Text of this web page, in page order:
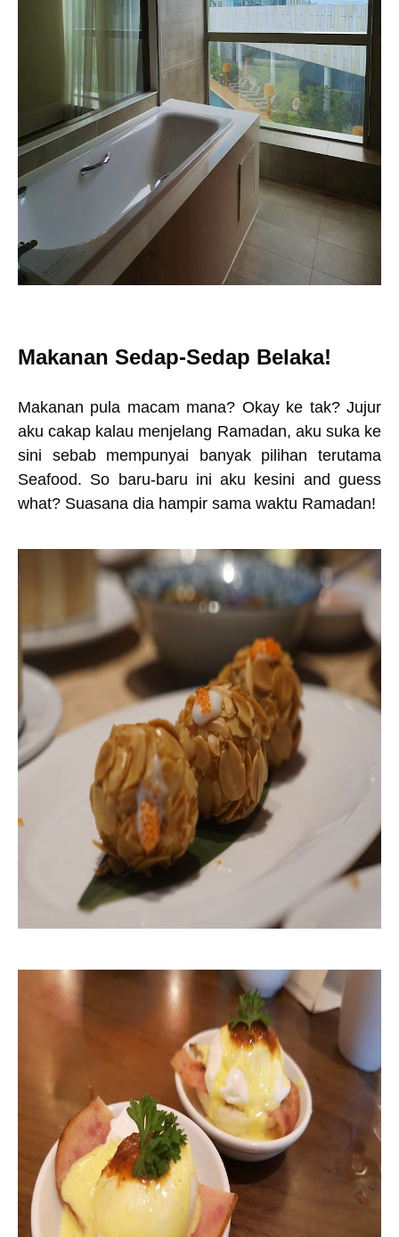
Makanan Sedap-Sedap Belaka!
Makanan pula macam mana? Okay ke tak? Jujur
aku cakap kalau menjelang Ramadan, aku suka ke
sini sebab mempunyai banyak pilihan terutama
Seafood. So baru-baru ini aku kesini and guess
what? Suasana dia hampir sama waktu Ramadan!